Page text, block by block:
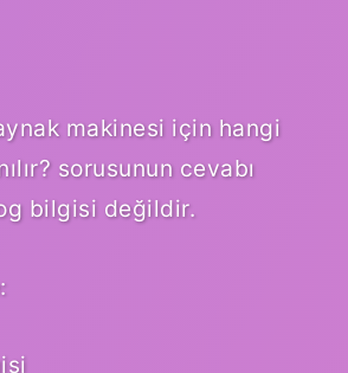
makinesi için hangi
sorusunun cevabı
bilgisi değildir.